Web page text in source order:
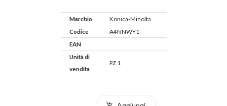
Marchio
Konica-Minolta
Codice
A4NNWY1
EAN
Unità di
vendita
PZ 1